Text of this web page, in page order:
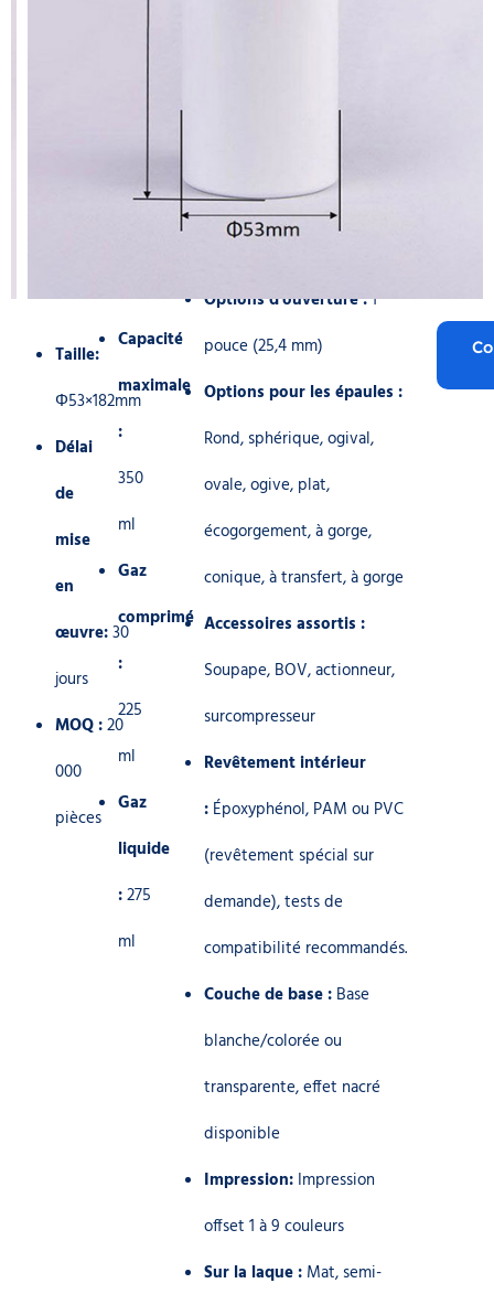
Taille:
Φ53×182mm
Délai
de
mise
en
œuvre:30
jours
MOQ :20
000
pièces
Capacité
maximale
:
350
ml
Gaz
comprimé
:
225
ml
Gaz
liquide
:275
ml
Options d'ouverture :1
pouce (25,4 mm)
Options pour les épaules :
Rond, sphérique, ogival,
ovale, ogive, plat,
écogorgement, à gorge,
conique, à transfert, à gorge
Accessoires assortis :
Soupape, BOV, actionneur,
surcompresseur
Revêtement intérieur
:Époxyphénol, PAM ou PVC
(revêtement spécial sur
demande), tests de
compatibilité recommandés.
Couche de base :Base
blanche/colorée ou
transparente, effet nacré
disponible
Impression:Impression
offset 1 à 9 couleurs
Sur la laque :Mat, semi-